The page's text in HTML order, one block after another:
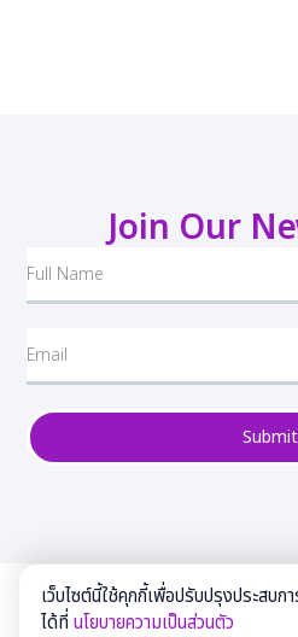
Join Our
Submit
เว็บไซต์นี้ใช้คุกกี้เพื่อปรับปรุงประสบ
ได้ที่นโยบายความเป็นส่วนตัว